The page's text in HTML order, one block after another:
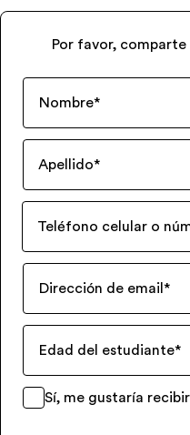
Por favor,
Nombre*
Apellido*
Teléfono celular o
Dirección de email *
Edad del estudiante*
Sí, me gustaría